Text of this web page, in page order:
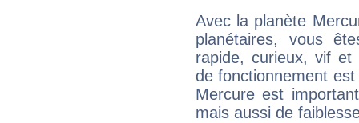
Avec la planète
planétaires, vous
rapide, curieux, vif et
de fonctionnement
Mercure est
mais aussi de